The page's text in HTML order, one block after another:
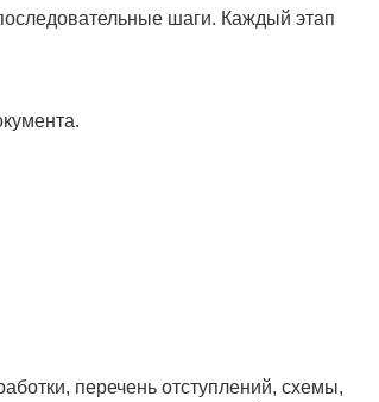
шаги. Каждый этап
перечень отступлений, схемы,